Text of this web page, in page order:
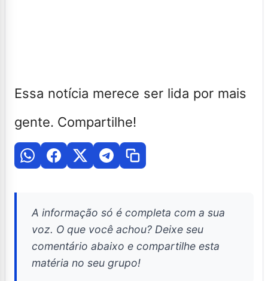
Essa notícia merece ser lida por mais
gente. Compartilhe!
A informação só é completa com a sua
voz. O que você achou? Deixe seu
comentário abaixo e compartilhe esta
matéria no seu grupo!